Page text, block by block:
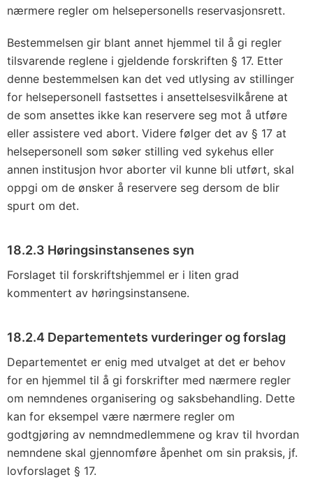
nærmere regler om helsepersonells reservasjonsrett.
Bestemmelsen gir blant annet hjemmel til å gi regler
tilsvarende reglene i gjeldende forskriften § 17. Etter
denne bestemmelsen kan det ved utlysing av stillinger
for helsepersonell fastsettes i ansettelsesvilkårene at
de som ansettes ikke kan reservere seg mot å utføre
eller assistere ved abort. Videre følger det av § 17 at
helsepersonell som søker stilling ved sykehus eller
annen institusjon hvor aborter vil kunne bli utført, skal
oppgi om de ønsker å reservere seg dersom de blir
spurt om det.
18.2.3 Høringsinstansenes syn
Forslaget til forskriftshjemmel er i liten grad
kommentert av høringsinstansene.
18.2.4 Departementets vurderinger og forslag
Departementet er enig med utvalget at det er behov
for en hjemmel til å gi forskrifter med nærmere regler
om nemndenes organisering og saksbehandling. Dette
kan for eksempel være nærmere regler om
godtgjøring av nemndmedlemmene og krav til hvordan
nemndene skal gjennomføre åpenhet om sin praksis, jf.
lovforslaget § 17.